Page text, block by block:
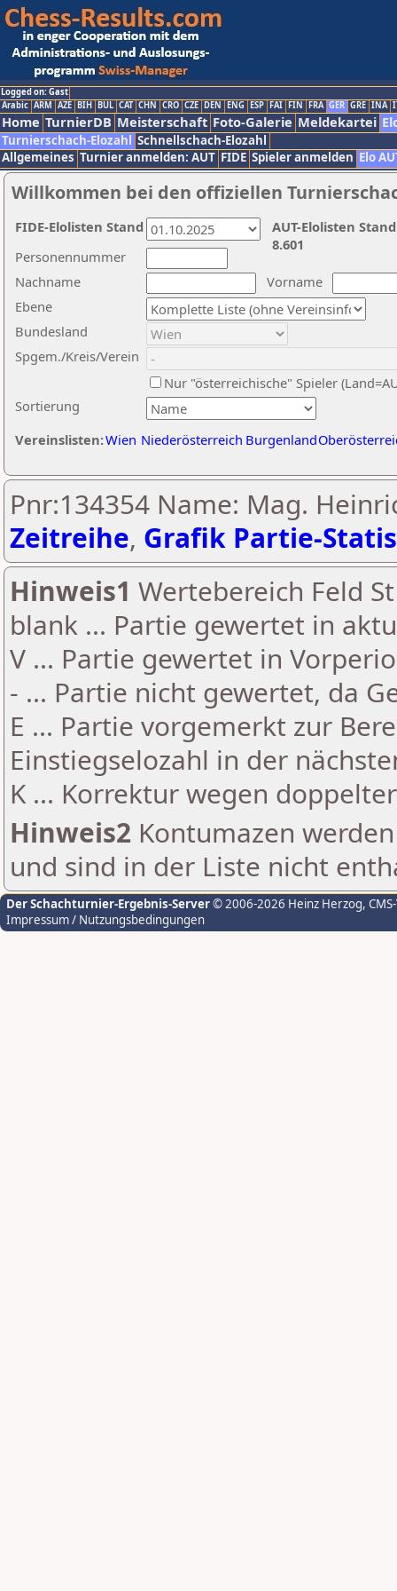
Logged on: Gast
Arabic ARM AZE BIH BUL CAT CHN CRO CZE DEN ENG ESP FAI FIN FRA GER GRE INA
Home TurnierDB Meisterschaft Foto-Galerie Meldekartei
Turnierschach-Elozahl Schnellschach-Elozahl
Allgemeines Turnier anmelden: AUT FIDE Spieler anmelden Elo
Willkommen bei den offiziellen
Nachname
Vorname
Ebene
Sortierung
Personennummer
Bundesland
Spgem./Kreis/Verein
Nur "österreichische" Spieler
Vereinslisten:Wien Niederösterreich Burgenland
AUT-Elolisten
8.601
FIDE-Elolisten Stand
Pnr:134354 Name: Mag.
Zeitreihe, Grafik Partie-
Hinweis1 Wertebereich Feld
blank ... Partie gewertet in
V ... Partie gewertet in
- ... Partie nicht gewertet, da
E ... Partie vorgemerkt zur
Einstiegselozahl in der
K ... Korrektur wegen
Hinweis2 Kontumazen
und sind in der Liste nicht
Der Schachturnier-Ergebnis-Server© 2006-2026 Heinz Herzog,
Impressum / Nutzungsbedingungen